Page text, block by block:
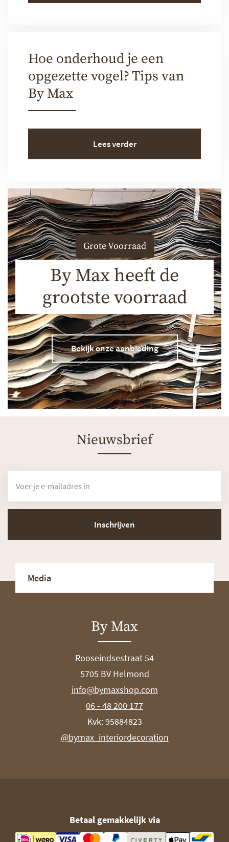
Hoe onderhoud je een
opgezette vogel? Tips van
By Max
Lees verder
Grote Voorraad
By Max heeft de
grootste voorraad
Bekijk onze aanbieding
Nieuwsbrief
Inschrijven
Media
By Max
Rooseindsestraat 54
5705 BV Helmond
info@bymaxshop.com
06 - 48 200 177
Kvk: 95884823
@bymax_interiordecoration
Betaal gemakkelijk via